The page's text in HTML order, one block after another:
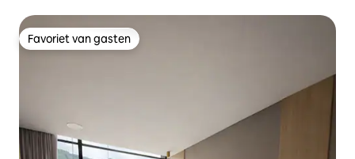
Favoriet van gasten
Favoriet van gasten